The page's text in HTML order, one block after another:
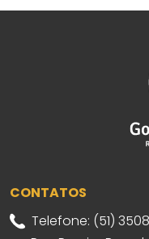
CONTATOS
Telefone: (51)